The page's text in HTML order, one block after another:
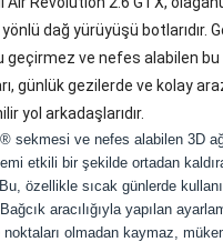
dağ yürüyüşü botlarıdır.
geçirmez ve nefes alabilen
günlük gezilerde ve kolay
yol arkadaşlarıdır.
sekmesi ve nefes alabilen 3D
etkili bir şekilde ortadan
Bu, özellikle sıcak günlerde
Bağcık aracılığıyla yapılan
noktaları olmadan kaymaz,